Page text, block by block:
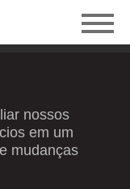
nossos
em um
mudanças